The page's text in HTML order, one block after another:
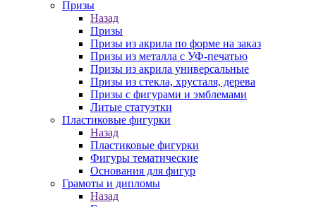
Призы
Назад
Призы
Призы из акрила по форме на заказ
Призы из металла с УФ-печатью
Призы из акрила универсальные
Призы из стекла, хрусталя, дерева
Призы с фигурами и эмблемами
Литые статуэтки
Пластиковые фигурки
Назад
Пластиковые фигурки
Фигуры тематические
Основания для фигур
Грамоты и дипломы
Назад